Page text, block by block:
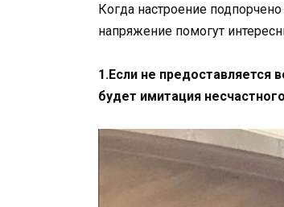
Когда настроение
напряжение помогут
1.Если не
будет имитация